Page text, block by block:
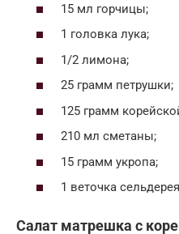
15 мл горчицы;
1 головка лука;
1/2 лимона;
25 грамм петрушки;
125 грамм
210 мл сметаны;
15 грамм укропа;
1 веточка
Салат матрешка с